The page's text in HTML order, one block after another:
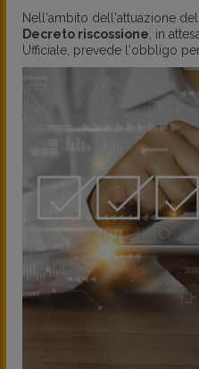
Nell'ambito dell'attuazione
Decreto riscossione, in
Ufficiale, prevede l'obbligo